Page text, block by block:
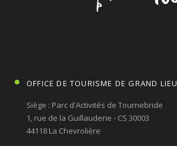
OFFICE DE TOURISME DE GRAND LIEU
Siège : Parc d'Activités de Tournebride
1, rue de la Guillauderie - CS 30003
44118 La Chevrolière